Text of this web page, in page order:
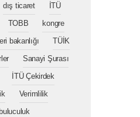
dış ticaret
İTÜ
TOBB
kongre
bakanlığı
TÜİK
Sanayi Şurası
İTÜ Çekirdek
Verimlilik